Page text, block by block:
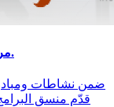
مركز مساواة - ورشات حقوقية للطلاب الثانويين.
ضمن نشاطات
قدّم منسق